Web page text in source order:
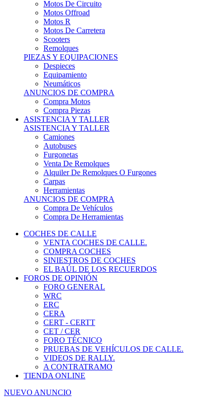
Motos R
Motos De Carretera
Scooters
Remolques
PIEZAS Y EQUIPACIONES
Despieces
Equipamiento
Neumáticos
ANUNCIOS DE COMPRA
Compra Motos
Compra Piezas
ASISTENCIA Y TALLER
ASISTENCIA Y TALLER
Camiones
Autobuses
Furgonetas
Venta De Remolques
Alquiler De Remolques O Furgones
Carpas
Herramientas
ANUNCIOS DE COMPRA
Compra De Vehículos
Compra De Herramientas
COCHES DE CALLE
VENTA COCHES DE CALLE.
COMPRA COCHES
SINIESTROS DE COCHES
EL BAÚL DE LOS RECUERDOS
FOROS DE OPINIÓN
FORO GENERAL
WRC
ERC
CERA
CERT - CERTT
CET / CER
FORO TÉCNICO
PRUEBAS DE VEHÍCULOS DE CALLE.
VIDEOS DE RALLY.
A CONTRATRAMO
TIENDA ONLINE
NUEVO ANUNCIO